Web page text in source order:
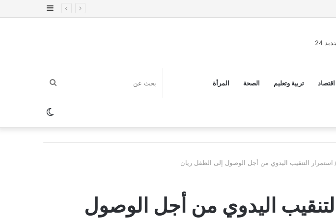
إضافة
اقتصاد تربية وتعليم الصحة المرأة بحث
عنالوضع
المظلم
/ استمرار التنقيب اليدوي من أجل الوصول إلى الطفل ريان
اليدوي من أجل الوصول